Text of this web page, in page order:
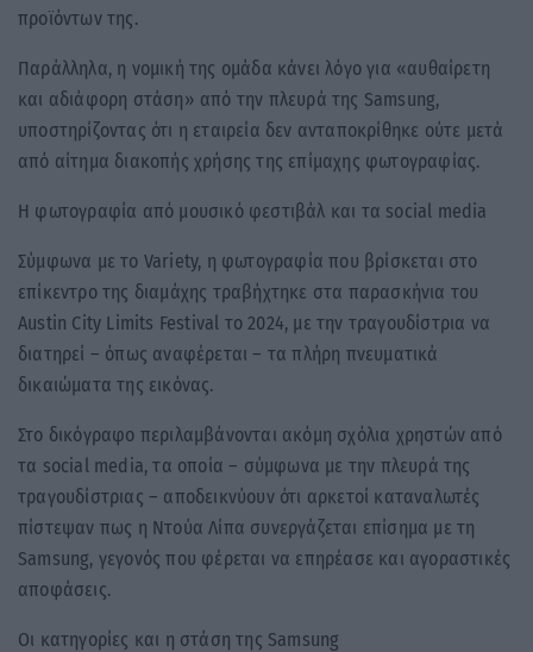
προϊόντων της.
Παράλληλα, η νομική της ομάδα κάνει λόγο για «αυθαίρετη
και αδιάφορη στάση» από την πλευρά της Samsung,
υποστηρίζοντας ότι η εταιρεία δεν ανταποκρίθηκε ούτε μετά
από αίτημα διακοπής χρήσης της επίμαχης φωτογραφίας.
Η φωτογραφία από μουσικό φεστιβάλ και τα social media
Σύμφωνα με το Variety, η φωτογραφία που βρίσκεται στο
επίκεντρο της διαμάχης τραβήχτηκε στα παρασκήνια του
Austin City Limits Festival το 2024, με την τραγουδίστρια να
διατηρεί – όπως αναφέρεται – τα πλήρη πνευματικά
δικαιώματα της εικόνας.
Στο δικόγραφο περιλαμβάνονται ακόμη σχόλια χρηστών από
τα social media, τα οποία – σύμφωνα με την πλευρά της
τραγουδίστριας – αποδεικνύουν ότι αρκετοί καταναλωτές
πίστεψαν πως η Ντούα Λίπα συνεργάζεται επίσημα με τη
Samsung, γεγονός που φέρεται να επηρέασε και αγοραστικές
αποφάσεις.
Οι κατηγορίες και η στάση της Samsung